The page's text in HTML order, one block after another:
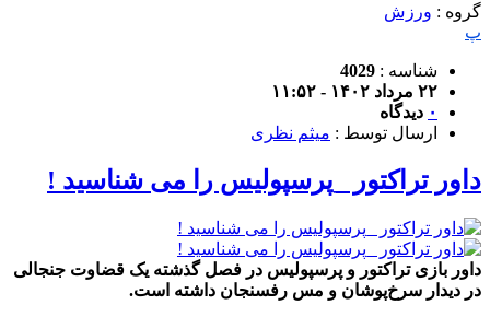
گروه : ورزش
پ
شناسه : 4029
۲۲ مرداد ۱۴۰۲ - ۱۱:۵۲
۰ دیدگاه
ارسال توسط : میثم نظری
داور تراکتور _پرسپولیس را می شناسید !
داور بازی تراکتور و پرسپولیس در فصل گذشته یک قضاوت جنجالی
در دیدار سرخ‌پوشان و مس رفسنجان داشته است.